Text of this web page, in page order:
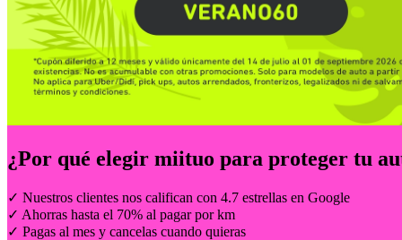
¿Por qué elegir miituo para proteger tu
✓ Nuestros clientes nos califican con 4.7 estrellas en Google
✓ Ahorras hasta el 70% al pagar por km
✓ Pagas al mes y cancelas cuando quieras